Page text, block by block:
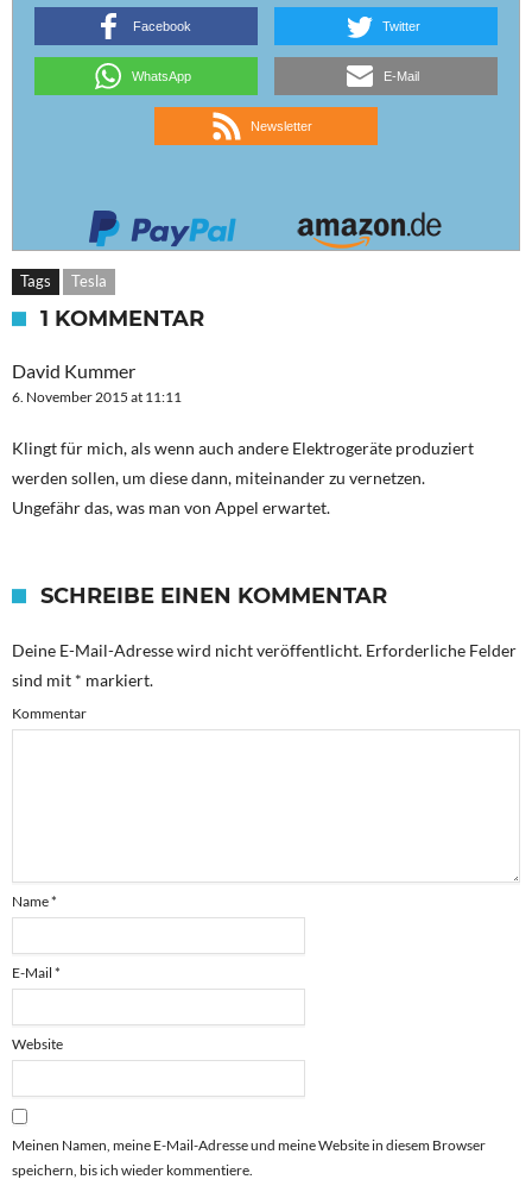
Facebook Twitter
WhatsApp E-Mail
Newsletter
Tags Tesla
1 KOMMENTAR
David Kummer
6. November 2015 at 11:11
Klingt für mich, als wenn auch andere Elektrogeräte produziert
werden sollen, um diese dann, miteinander zu vernetzen.
Ungefähr das, was man von Appel erwartet.
SCHREIBE EINEN KOMMENTAR
Deine E-Mail-Adresse wird nicht veröffentlicht. Erforderliche Felder
sind mit * markiert.
Kommentar
Name*
E-Mail *
Website
Meinen Namen, meine E-Mail-Adresse und meine Website in diesem Browser
speichern, bis ich wieder kommentiere.